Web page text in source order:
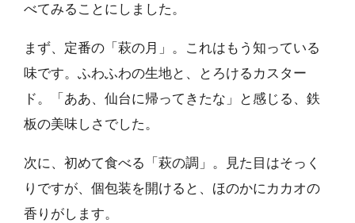
べてみることにしました。
まず、定番の「萩の月」。これはもう知っている
味です。ふわふわの生地と、とろけるカスター
ド。「ああ、仙台に帰ってきたな」と感じる、鉄
板の美味しさでした。
次に、初めて食べる「萩の調」。見た目はそっく
りですが、個包装を開けると、ほのかにカカオの
香りがします。